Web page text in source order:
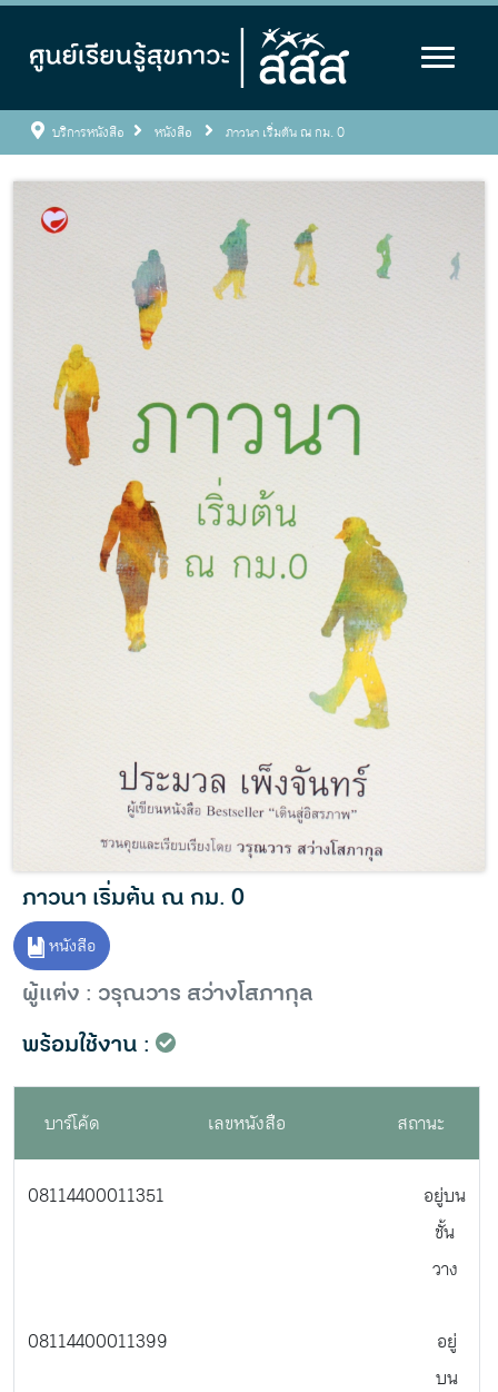
บริการหนังสือ หนังสือ ภาวนา เริ่มต้น ณ กม. 0
ภาวนา เริ่มต้น ณ กม. 0
หนังสือ
ผู้แต่ง : วรุณวาร สว่างโสภากุล
พร้อมใช้งาน :
บาร์โค้ด เลขหนังสือ สถานะ
08114400011351
อยู่บน
ชั้น
วาง
08114400011399
อยู่
บน